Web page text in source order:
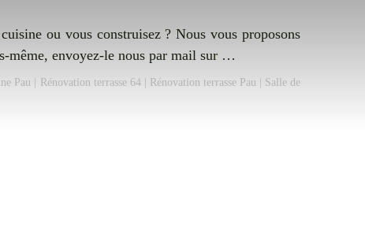
ou vous construisez ? Nous vous proposons
même, envoyez-le nous par mail sur …
Pau | Rénovation terrasse 64| Rénovation terrasse Pau | Salle de